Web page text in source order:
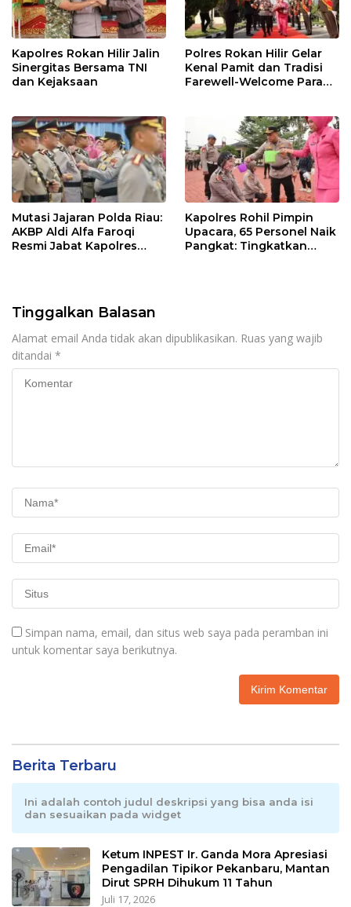
Kapolres Rokan Hilir Jalin
Sinergitas Bersama TNI
dan Kejaksaan
Polres Rokan Hilir Gelar
Kenal Pamit dan Tradisi
Farewell-Welcome Parade
Mutasi Jajaran Polda Riau:
AKBP Aldi Alfa Faroqi
Resmi Jabat Kapolres
Kapolres Rohil Pimpin
Upacara, 65 Personel Naik
Pangkat: Tingkatkan
Tinggalkan Balasan
Alamat email Anda tidak akan dipublikasikan. Ruas yang wajib
ditandai *
Simpan nama, email, dan situs web saya pada peramban ini
untuk komentar saya berikutnya.
Berita Terbaru
Ini adalah contoh judul deskripsi yang bisa anda isi
dan sesuaikan pada widget
Ketum INPEST Ir. Ganda Mora Apresiasi
Pengadilan Tipikor Pekanbaru, Mantan
Dirut SPRH Dihukum 11 Tahun
Juli 17, 2026